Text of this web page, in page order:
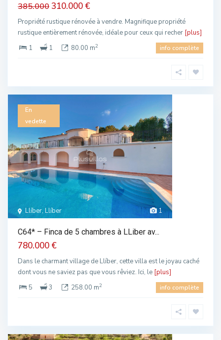
385.000 310.000 €
Propriété rustique rénovée à vendre. Magnifique propriété
rustique entièrement rénovée, idéale pour ceux qui recher [plus]
1
1 80.00 m2 info complète
1
Llíber, Llíber
En
vedette
C64* – Finca de 5 chambres à LLiber av...
780.000 €
Dans le charmant village de Llíber, cette villa est le joyau caché
dont vous ne saviez pas que vous rêviez. Ici, le [plus]
5
3 258.00 m2 info complète